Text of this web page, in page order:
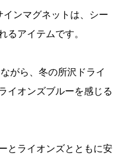
ンマグネットは、シー
るアイテムです。
がら、冬の所沢ドライ
イオンズブルーを感じる
とライオンズとともに安